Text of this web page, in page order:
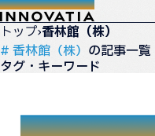
トップ›香林館（株）
# 香林館（株） の記事一覧
タグ・キーワード